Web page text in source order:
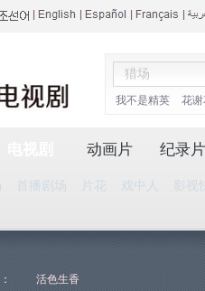
我不是精英 花
首播剧场 片花 戏中人 影视
动画片 纪录片
活色生香